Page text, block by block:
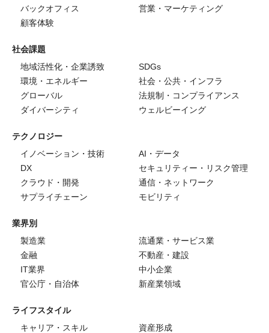
バックオフィス
営業・マーケティング
顧客体験
社会課題
地域活性化・企業誘致
SDGs
環境・エネルギー
社会・公共・インフラ
グローバル
法規制・コンプライアンス
ダイバーシティ
ウェルビーイング
テクノロジー
イノベーション・技術
AI・データ
DX
セキュリティー・リスク管理
クラウド・開発
通信・ネットワーク
サプライチェーン
モビリティ
業界別
製造業
流通業・サービス業
金融
不動産・建設
IT業界
中小企業
官公庁・自治体
新産業領域
ライフスタイル
キャリア・スキル
資産形成